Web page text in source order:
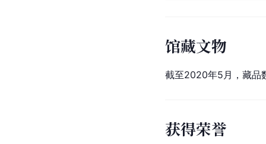
馆藏文物
截至2020年5月，藏品
获得荣誉